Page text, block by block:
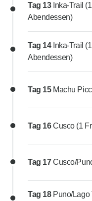
Tag 13 Inka-Trail
Abendessen)
Tag 14 Inka-Trail
Abendessen)
Tag 15 Machu
Tag 16Cusco (1
Tag 17Cusco/
Tag 18 Puno/Lago